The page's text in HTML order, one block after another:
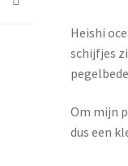
Heishi
schijfjes
Om mijn
dus een